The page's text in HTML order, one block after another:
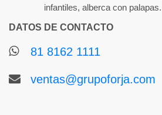
infantiles, alberca con palapas.
DATOS DE CONTACTO
81 8162 1111
ventas@grupoforja.com